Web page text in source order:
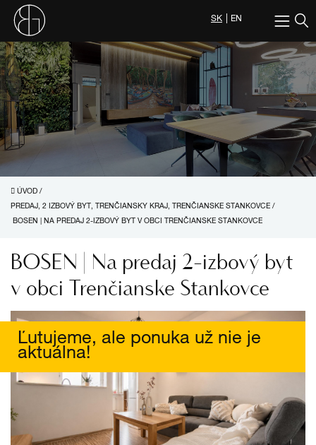
SK EN
ÚVOD /
PREDAJ, 2 IZBOVÝ BYT, TRENČIANSKY KRAJ, TRENČIANSKE STANKOVCE /
BOSEN | NA PREDAJ 2-IZBOVÝ BYT V OBCI TRENČIANSKE STANKOVCE
BOSEN | Na predaj 2-izbový byt
v obci Trenčianske Stankovce
Ľutujeme, ale ponuka už nie je
aktuálna!